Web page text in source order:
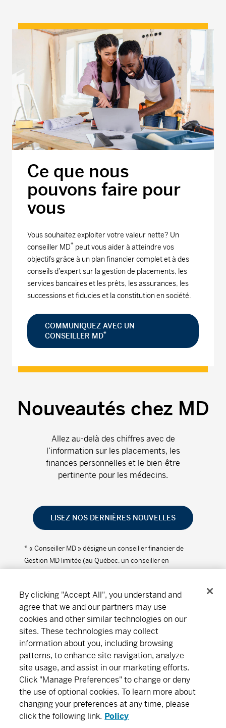
Ce que nous
pouvons faire pour
vous
Vous souhaitez exploiter votre valeur nette? Un
conseiller MD* peut vous aider à atteindre vos
objectifs grâce à un plan financier complet et à des
conseils d’expert sur la gestion de placements, les
services bancaires et les prêts, les assurances, les
successions et fiducies et la constitution en société.
COMMUNIQUEZ AVEC UN
CONSEILLER MD*
Nouveautés chez MD
Allez au-delà des chiffres avec de
l’information sur les placements, les
finances personnelles et le bien-être
pertinente pour les médecins.
LISEZ NOS DERNIÈRES NOUVELLES
* « Conseiller MD » désigne un conseiller financier de
Gestion MD limitée (au Québec, un conseiller en
By clicking "Accept All", you understand and
agree that we and our partners may use
cookies and other similar technologies on our
sites. These technologies may collect
information about you, including browsing
patterns, to enhance site navigation, analyze
site usage, and assist in our marketing efforts.
Click "Manage Preferences" to change or deny
the use of optional cookies. To learn more about
changing your preferences at any time, please
click the following link. Policy
Notre organisation Abonnement
Trouver un bureau Carrières Salle de presse